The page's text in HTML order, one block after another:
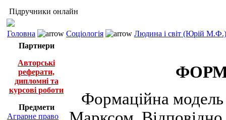
Підручники онлайн
Головна Соціологія
Людина і світ (Юрій М.Ф.)
Партнери
Авторські
реферати,
дипломні та
курсові роботи
Предмети
Аграрне право
Формаційна модель